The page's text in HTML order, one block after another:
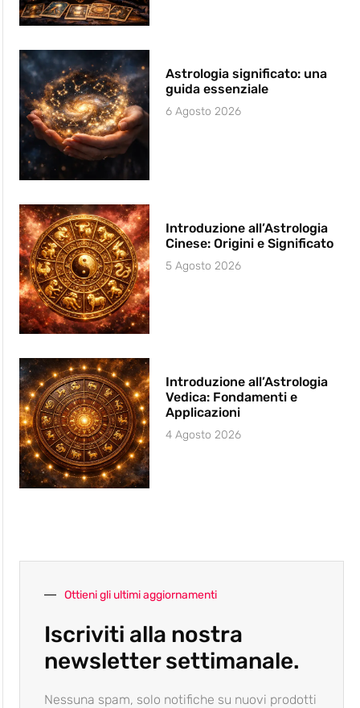
Astrologia significato: una
guida essenziale
6 Agosto 2026
Introduzione all’Astrologia
Cinese: Origini e Significato
5 Agosto 2026
Introduzione all’Astrologia
Vedica: Fondamenti e
Applicazioni
4 Agosto 2026
Ottieni gli ultimi aggiornamenti
Iscriviti alla nostra
newsletter settimanale.
Nessuna spam, solo notifiche su nuovi prodotti